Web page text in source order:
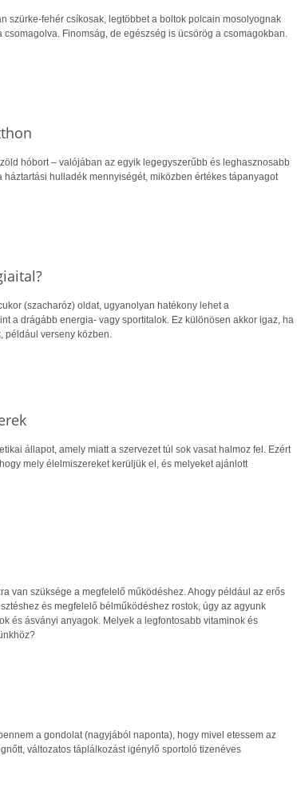
szürke-fehér csíkosak, legtöbbet a boltok polcain mosolyognak
Finomság, de egészség is ücsörög a csomagokban.
hóbort – valójában az egyik legegyszerűbb és leghasznosabb
háztartási hulladék mennyiségét, miközben értékes tápanyagot
(szacharóz) oldat, ugyanolyan hatékony lehet a
a drágább energia- vagy sportitalok. Ez különösen akkor igaz, ha
például verseny közben.
állapot, amely miatt a szervezet túl sok vasat halmoz fel. Ezért
mely élelmiszereket kerüljük el, és melyeket ajánlott
van szüksége a megfelelő működéshez. Ahogy például az erős
és megfelelő bélműködéshez rostok, úgy az agyunk
és ásványi anyagok. Melyek a legfontosabb vitaminok és
a gondolat (nagyjából naponta), hogy mivel etessem az
változatos táplálkozást igénylő sportoló tizenéves